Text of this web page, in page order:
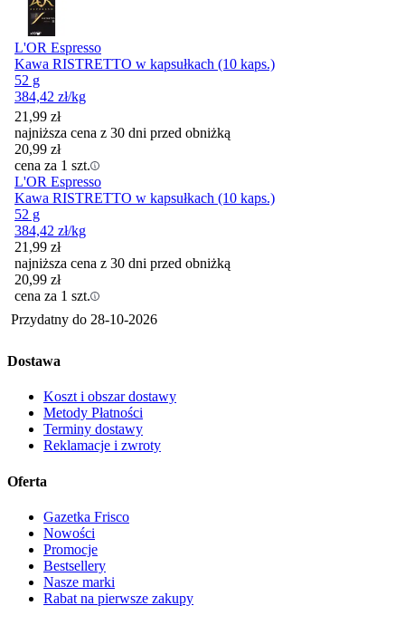
L'OR Espresso
Kawa RISTRETTO w kapsułkach (10 kaps.)
52 g
384,42 zł/kg
21,99 zł
najniższa cena z 30 dni przed obniżką
20,99 zł
cena za 1 szt.
L'OR Espresso
Kawa RISTRETTO w kapsułkach (10 kaps.)
52 g
384,42 zł/kg
21,99 zł
najniższa cena z 30 dni przed obniżką
20,99 zł
cena za 1 szt.
Przydatny do 28-10-2026
Dostawa
Koszt i obszar dostawy
Metody Płatności
Terminy dostawy
Reklamacje i zwroty
Oferta
Gazetka Frisco
Nowości
Promocje
Bestsellery
Nasze marki
Rabat na pierwsze zakupy